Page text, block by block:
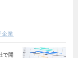
企業
で開